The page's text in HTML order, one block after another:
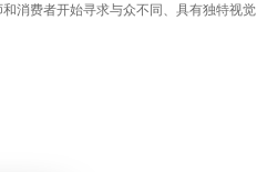
消费者开始寻求与众不同、具有独特视觉